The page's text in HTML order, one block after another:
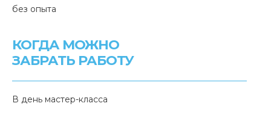
без опыта
КОГДА МОЖНО
ЗАБРАТЬ РАБОТУ
В день мастер-класса